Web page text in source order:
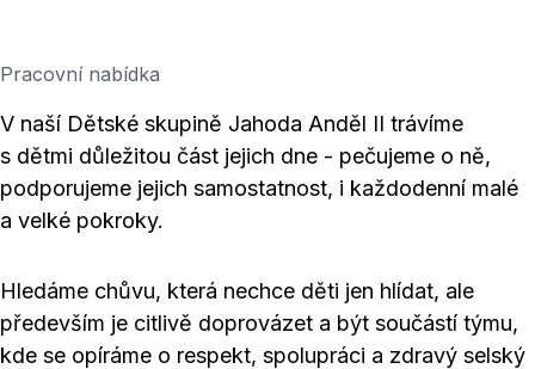
Pracovní nabídka
V naší Dětské skupině Jahoda Anděl II trávíme
s dětmi důležitou část jejich dne - pečujeme o ně,
podporujeme jejich samostatnost, i každodenní malé
a velké pokroky.
Hledáme chůvu, která nechce děti jen hlídat, ale
především je citlivě doprovázet a být součástí týmu,
kde se opíráme o respekt, spolupráci a zdravý selský